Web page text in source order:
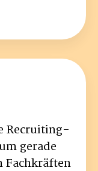
Recruiting-
gerade
Fachkräften